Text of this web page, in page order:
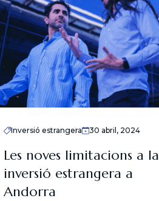
Inversió estrangera 30 abril, 2024
Les noves limitacions a la
inversió estrangera a
Andorra